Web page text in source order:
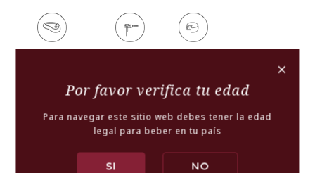
CARNES ROJAS PASTAS QUESOS
ENSALADAS FRUTOS SECOS
+
Por favor verifica tu edad
Para navegar este sitio web debes tener la edad
legal para beber en tu país
SI NO